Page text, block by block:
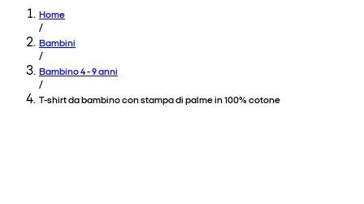
Home
/
Bambini
/
Bambino 4 - 9 anni
/
T-shirt da bambino con stampa di palme in 100% cotone